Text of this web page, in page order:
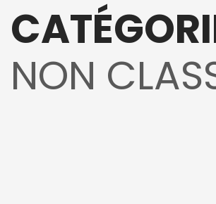
NON